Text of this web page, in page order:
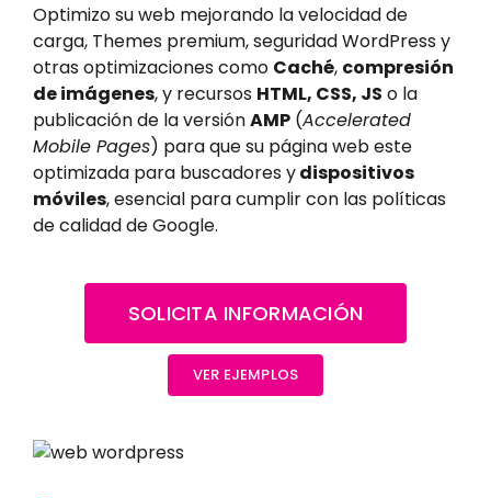
Optimizo su web mejorando la velocidad de
carga, Themes premium, seguridad WordPress y
otras optimizaciones como Caché, compresión
de imágenes, y recursos HTML, CSS, JS o la
publicación de la versiónAMP(Accelerated
Mobile Pages) para que su página web este
optimizada para buscadores ydispositivos
móviles, esencial para cumplir con las políticas
de calidad de Google.
SOLICITA INFORMACIÓN
VER EJEMPLOS